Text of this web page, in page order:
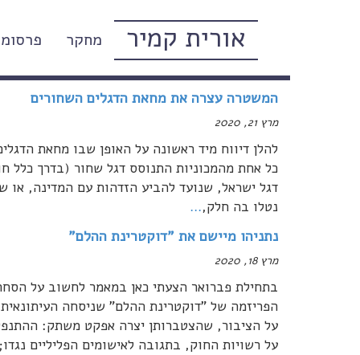
אורית קמיר מחקר
מרץ, 2020
המשטרה עצרה את מחאת הדגלים השחורים
מרץ 21, 2020
להלן דיווח מיד ראשונה על האופן שבו מחאת
דגל ישראל, שנועד להביע הזדהות עם המדינה,
נטלו בה חלק,…
נתניהו מיישם את "דוקטרינת ההלם"
מרץ 18, 2020
בתחילת פברואר הצעתי כאן במאמר לחשוב על
הפריזמה של "דוקטרינת ההלם" שניסחה
על הציבור, שהצטברותן יצרה אפקט משתק:
על רשויות החוק, בתגובה לאישומים הפליליים